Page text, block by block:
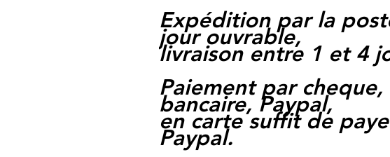
Expédition par la
jour ouvrable,
livraison entre 1 et 4
Paiement par cheque,
bancaire, Paypal,
en carte suffit de
Paypal.